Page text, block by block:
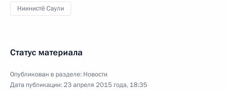
Ниинистё Саули
Статус материала
Опубликован в разделе: Новости
Дата публикации:23 апреля 2015 года, 18:35